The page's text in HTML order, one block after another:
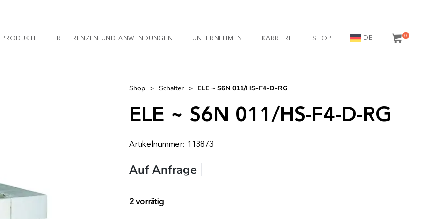
REFERENZEN UND ANWENDUNGEN UNTERNEHMEN KARRIERE SHOP DE 0
Shop > Schalter > ELE ~ S6N 011/HS-F4-D-RG
ELE ~ S6N 011/HS-F4-D-RG
Artikelnummer: 113873
Auf Anfrage
2 vorrätig